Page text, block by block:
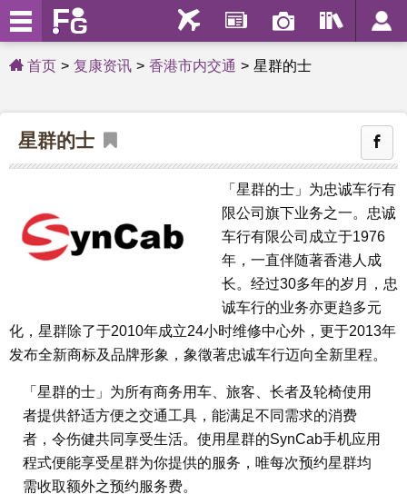
首页 复康资讯 香港市内交通 星群的士
星群的士
「星群的士」为忠诚车行有
限公司旗下业务之一。忠诚
车行有限公司成立于1976
年，一直伴随著香港人成
长。经过30多年的岁月，忠
诚车行的业务亦更趋多元
化，星群除了于2010年成立24小时维修中心外，更于2013年
发布全新商标及品牌形象，象徵著忠诚车行迈向全新里程。
「星群的士」为所有商务用车、旅客、长者及轮椅使用
者提供舒适方便之交通工具，能满足不同需求的消费
者，令伤健共同享受生活。使用星群的SynCab手机应用
程式便能享受星群为你提供的服务，唯每次预约星群均
需收取额外之预约服务费。